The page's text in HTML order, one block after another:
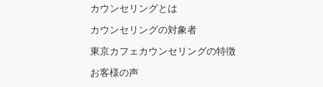
カウンセリングとは
カウンセリングの対象者
東京カフェカウンセリングの特徴
お客様の声